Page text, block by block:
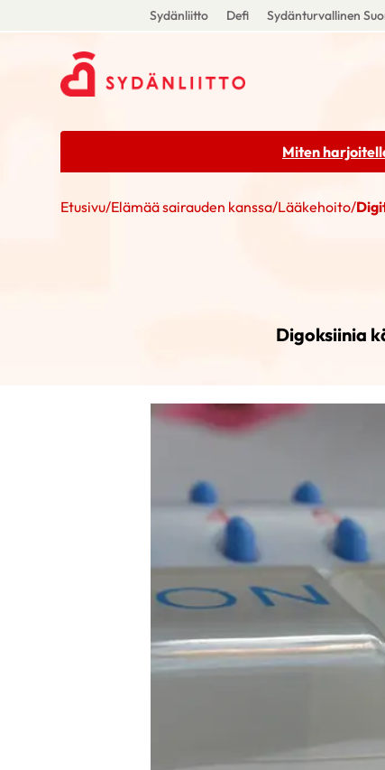
Sydänliitto Defi Sydänturvallinen
Miten
Etusivu/Elämää sairauden kanssa/Lääkehoito/
Digoksiinia